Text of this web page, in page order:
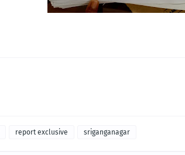
report exclusive sriganganagar